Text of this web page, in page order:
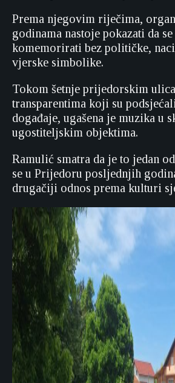
Prema njegovim riječima,
godinama nastoje pokazati da
komemorirati bez političke,
vjerske simbolike.
Tokom šetnje prijedorskim
transparentima koji su
događaje, ugašena je muzika u
ugostiteljskim objektima.
Ramulić smatra da je to jedan
se u Prijedoru posljednjih
drugačiji odnos prema kulturi